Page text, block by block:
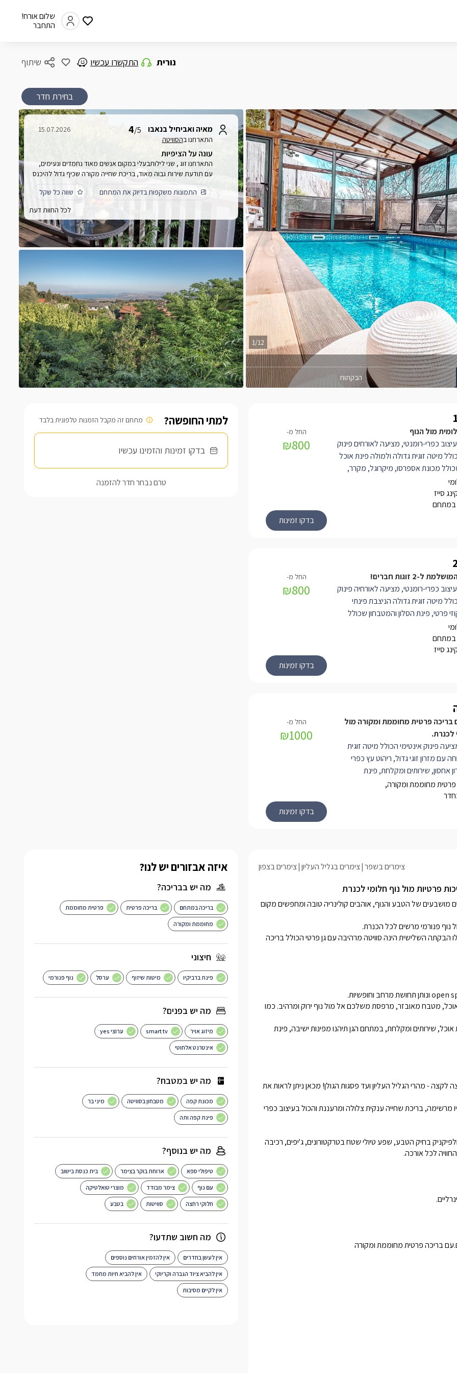
שלום אורח!
התחבר
שיתוף נורית התקשרו עכשיו
בחירת חדר
1/12
הבקתות
מאיה ואביחיל בנאבו 4/5
התארחנו בהסוויטה
15.07.2026
עונה על הציפיות
התארחנו זוג , שני לילותבעלי במקום אנשים מאוד נחמדים ונעימים,
עם תודעת שירות גבוה מאוד, בריכת שחייה מקורה שכיף גדול להיכנס
אלייה בערב והלילה ניתן לראות את הנוף המהפנט מפינת הישיבה
שמחוץ לצימר
התמונות משקפות בדיוק את המתחם
שווה כל שקל
לכל החוות דעת
למתי החופשה? מתחם זה מקבל הזמנות טלפונית בלבד
בדקו זמינות והזמינו עכשיו
טרם נבחר חדר להזמנה
בריכה פרטית מחוממת ומקורה מול
לכנרת.
פינוק אינטימי הכולל מיטה זוגית
עם מזרון זוגי גדול, ריהוט עץ כפרי
אחסון, שירותים ומקלחת, פינת
הכולל מקרר, מיקרוגל, מיניבר, מכונת
קפה ותה, כלי הגשה. הסוויטה בנויה
שיזוף. כמו כן קיימת פינת ישיבה
והקסום.
מחוממת ומקורה,
₪1000
מול הנוף
כפרי-רומנטי, מציעה לאורחים פינוק
מיטה זוגית גדולה ולמולה פינת אוכל
מכונת אספרסו, מיקרוגל, מקרר,
שירותים ומקלחת. ביציאה
מהמרפסת הפרטית המפנקת
מול נוף גלילי מרהיב ביופיו. מתחם הגן
סייז
במתחם
₪800
ל-2 זוגות חברים!
כפרי-רומנטי, מציעה לאורחיה פינוק
מיטה זוגית גדולה הניצבת פינתי
פרטי, פינת הסלון והמטבחון שכולל
מקרר, מיקרוגל, מיניבר, מיזוג אוויר,
אל המרפסת הפרטית המפנקת וליהנות
מול נוף גלילי מרהיב ביופיו. מתחם הגן
במתחם
סייז
₪800
צימרים בשפר צימרים בגליל העליון צימרים בצפון
פרטיות מול נוף חלומי לכנרת
לכל אורכה.
איזה אבזורים יש לנו?
מה יש בבריכה?
בריכה במתחם בריכה פרטית פרטית מחוממת
מחוממת ומקורה
חיצוני
פינת ברביקיו מיטות שיזוף ערסל נוף פנורמי
מה יש בפנים?
מיזוג אויר smart tv ערוצי yes
אינטרנט אלחוטי
מה יש במטבח?
מכונת קפה מטבחון בסוויטה מיני בר
פינת קפה ותה
מה יש בנוסף?
טיפולי ספא ארוחת בוקר בצימר בית כנסת בישוב
עם נוף צימר מבודד מוצרי טואלטיקה
חלוקי רחצה סוויטות בטבע
מה חשוב שתדעו?
אין לעשן בחדרים אין להזמין אורחים נוספים
אין להביא ציוד הגברה וקריוקי אין להביא חיות מחמד
אין לקיים מסיבות